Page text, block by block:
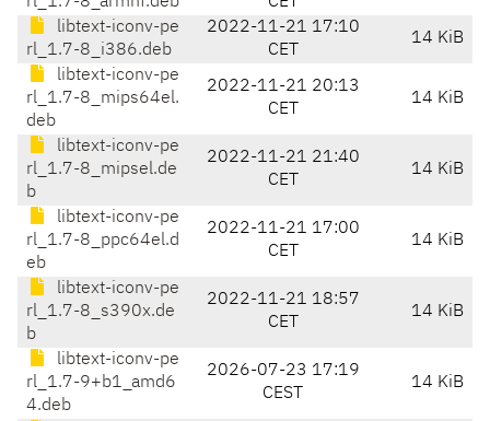
libtext-iconv-pe
rl_1.7-8_i386.deb
2022-11-21 17:10
CET
14 KiB
libtext-iconv-pe
rl_1.7-8_mips64el.
deb
2022-11-21 20:13
CET
14 KiB
libtext-iconv-pe
rl_1.7-8_mipsel.de
b
2022-11-21 21:40
CET
14 KiB
libtext-iconv-pe
rl_1.7-8_ppc64el.d
eb
2022-11-21 17:00
CET
14 KiB
libtext-iconv-pe
rl_1.7-8_s390x.de
b
2022-11-21 18:57
CET
14 KiB
libtext-iconv-pe
rl_1.7-9+b1_amd6
4.deb
2026-07-23 17:19
CEST
14 KiB